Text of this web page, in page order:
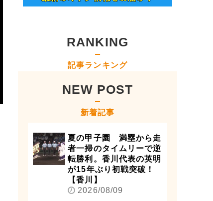
RANKING
記事ランキング
NEW POST
新着記事
夏の甲子園 満塁から走
者一掃のタイムリーで逆
転勝利。香川代表の英明
が15年ぶり初戦突破！
【香川】
2026/08/09